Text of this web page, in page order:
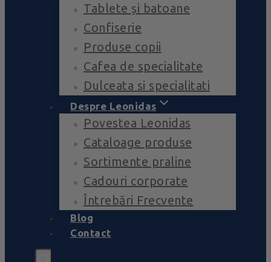
Tablete și batoane
Confiserie
Produse copii
Cafea de specialitate
Dulceata si specialitati
Despre Leonidas
Povestea Leonidas
Cataloage produse
Sortimente praline
Cadouri corporate
Întrebări Frecvente
Blog
Contact